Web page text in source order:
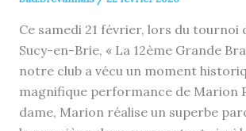
Ce samedi 21 février, lors du tournoi
Sucy-en-Brie, « La 12ème Grande
notre club a vécu un moment
magnifique performance de Marion
dame, Marion réalise un superbe